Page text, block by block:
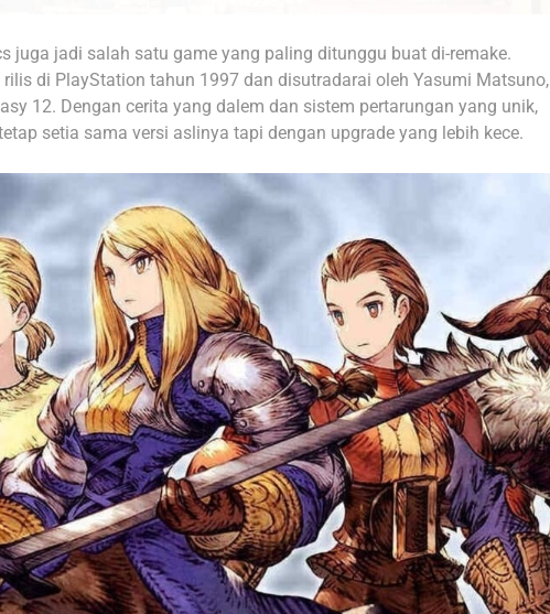
juga jadi salah satu game yang paling ditunggu buat di-remake.
di PlayStation tahun 1997 dan disutradarai oleh Yasumi Matsuno,
12. Dengan cerita yang dalem dan sistem pertarungan yang unik,
setia sama versi aslinya tapi dengan upgrade yang lebih kece.